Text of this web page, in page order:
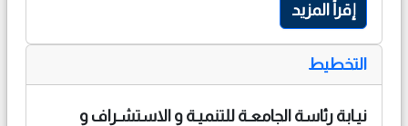
إقرأ المزيد
التخطيط
نيـابة رئاسة الجامعـة للتنميـة و الاستشـراف و